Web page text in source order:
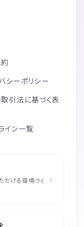
シーポリシー
引法に基づく表
イン一覧
だける環境づく
›